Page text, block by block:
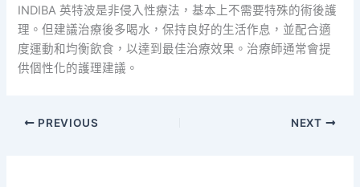
INDIBA 英特波是非侵入性療法，基本上不需要特殊的術後護
理。但建議治療後多喝水，保持良好的生活作息，並配合適
度運動和均衡飲食，以達到最佳治療效果。治療師通常會提
供個性化的護理建議。
PREVIOUS NEXT